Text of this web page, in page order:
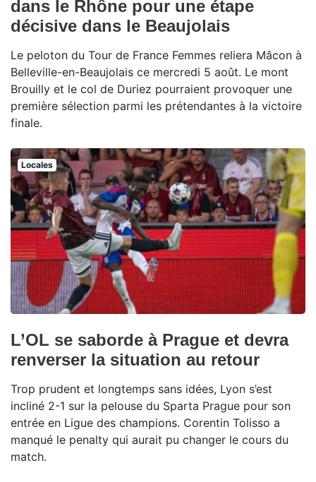
dans le Rhône pour une étape
décisive dans le Beaujolais
Le peloton du Tour de France Femmes reliera Mâcon à
Belleville-en-Beaujolais ce mercredi 5 août. Le mont
Brouilly et le col de Duriez pourraient provoquer une
première sélection parmi les prétendantes à la victoire
finale.
Locales
L’OL se saborde à Prague et devra
renverser la situation au retour
Trop prudent et longtemps sans idées, Lyon s’est
incliné 2-1 sur la pelouse du Sparta Prague pour son
entrée en Ligue des champions. Corentin Tolisso a
manqué le penalty qui aurait pu changer le cours du
match.